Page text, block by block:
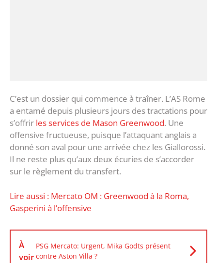
C’est un dossier qui commence à traîner. L’AS Rome
a entamé depuis plusieurs jours des tractations pour
s’offrir les services de Mason Greenwood. Une
offensive fructueuse, puisque l’attaquant anglais a
donné son aval pour une arrivée chez les Giallorossi.
Il ne reste plus qu’aux deux écuries de s’accorder
sur le règlement du transfert.
Lire aussi : Mercato OM : Greenwood à la Roma,
Gasperini à l’offensive
À
voir
PSG Mercato: Urgent, Mika Godts présent
contre Aston Villa ?